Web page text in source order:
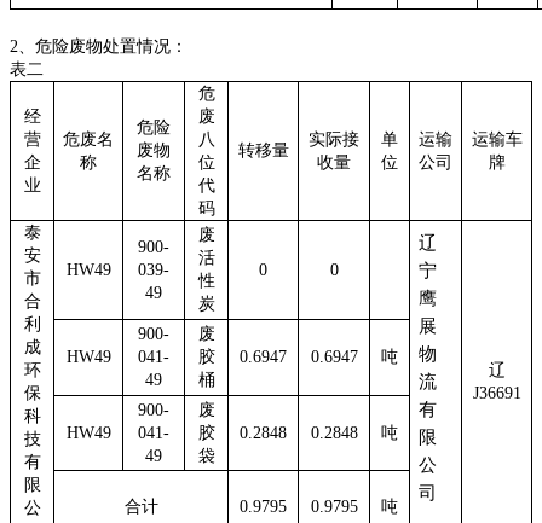
2、危险废物处置情况：
表二
经
营
企
业
危废名
称
危险
废物
名称
危
废
八
位
代
码
转移量
实际接
收量
单
位
运输
公司
运输车
牌
泰
安
市
合
利
成
环
保
科
技
有
限
公
HW49
900-
039-
49
废
活
性
炭
0 0
辽
宁
鹰
展
物
流
有
限
公
司
辽
J36691
HW49
900-
041-
49
废
胶
桶
0.6947 0.6947 吨
HW49
900-
041-
49
废
胶
袋
0.2848 0.2848 吨
合计 0.9795 0.9795 吨